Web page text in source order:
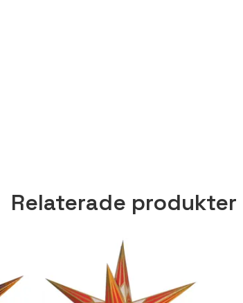
Relaterade produkter